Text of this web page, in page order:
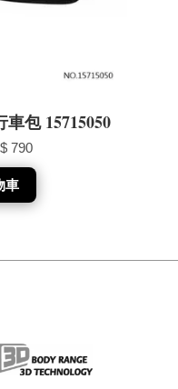
包 15715050
790
車